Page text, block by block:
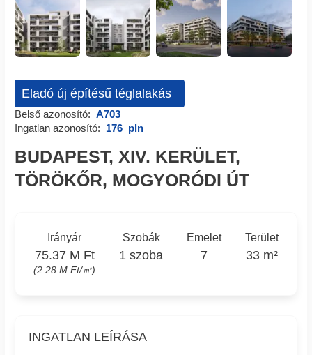
Eladó új építésű téglalakás
Belső azonosító: A703
Ingatlan azonosító: 176_pln
BUDAPEST, XIV. KERÜLET,
TÖRÖKŐR, MOGYORÓDI ÚT
Irányár
75.37 M Ft
(2.28 M Ft/㎡)
Szobák
1 szoba
Emelet
7
Terület
33 m²
INGATLAN LEÍRÁSA